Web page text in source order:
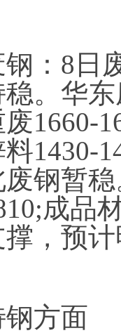
钢：8日
稳。华
1660-
1430-
钢暂
成品
撑，预
钢方面